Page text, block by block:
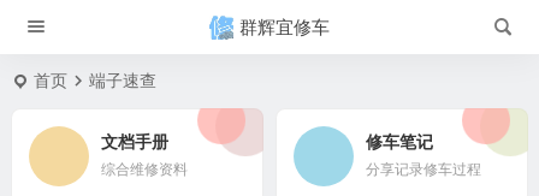
群辉宜修车
首页 端子速查
文档手册
综合维修资料
修车笔记
分享记录修车过程